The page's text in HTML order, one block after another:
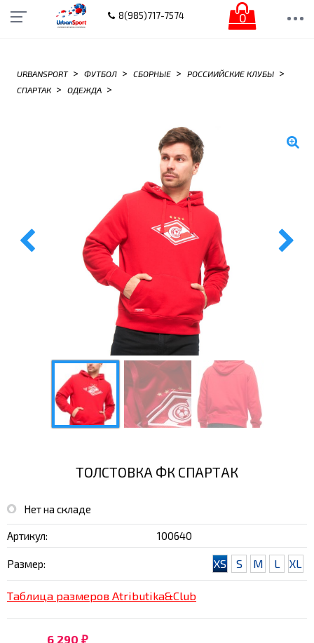
8(985)717-7574 0
URBANSPORT > ФУТБОЛ > СБОРНЫЕ > РОССИИЙСКИЕ КЛУБЫ >
СПАРТАК > ОДЕЖДА >
ТОЛСТОВКА ФК СПАРТАК
Нет на складе
Артикул: 100640
Размер: XS S M L XL
Таблица размеров Atributika&Club
6 290₽